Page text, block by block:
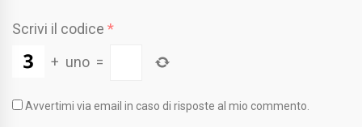
Scrivi il codice *
+ uno =
Avvertimi via email in caso di risposte al mio commento.